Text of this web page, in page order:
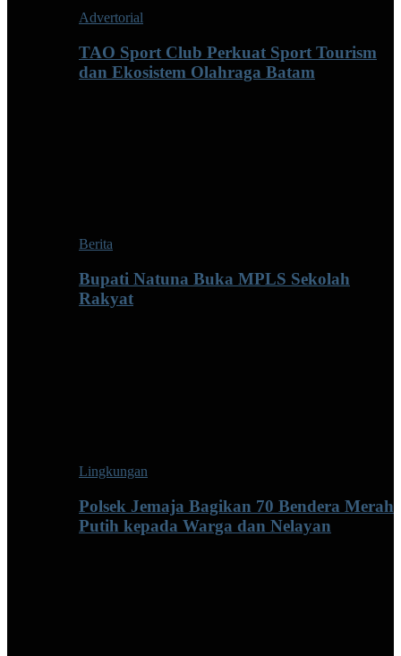
Advertorial
TAO Sport Club Perkuat Sport Tourism
dan Ekosistem Olahraga Batam
Berita
Bupati Natuna Buka MPLS Sekolah
Rakyat
Lingkungan
Polsek Jemaja Bagikan 70 Bendera Merah
Putih kepada Warga dan Nelayan